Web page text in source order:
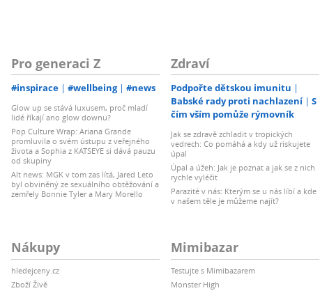
Pro generaci Z
#inspirace #wellbeing #news
Glow up se stává luxusem, proč mladí
lidé říkají ano glow downu?
Pop Culture Wrap: Ariana Grande
promluvila o svém ústupu z veřejného
života a Sophia z KATSEYE si dává pauzu
od skupiny
Alt news: MGK v tom zas lítá, Jared Leto
byl obviněný ze sexuálního obtěžování a
zemřely Bonnie Tyler a Mary Morello
Zdraví
Podpořte dětskou imunitu
Babské rady proti nachlazení
S
čím vším pomůže rýmovník
Jak se zdravě zchladit v tropických
vedrech: Co pomáhá a kdy už riskujete
úpal
Úpal a úžeh: Jak je poznat a jak se z nich
rychle vyléčit
Parazité v nás: Kterým se u nás líbí a kde
v našem těle je můžeme najít?
Nákupy
hledejceny.cz
Zboží Živě
Mimibazar
Testujte s Mimibazarem
Monster High